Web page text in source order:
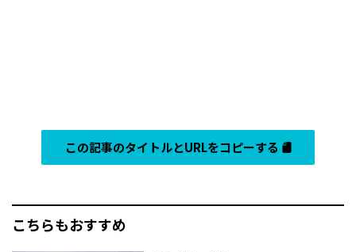
この記事のタイトルとURLをコピーする
こちらもおすすめ